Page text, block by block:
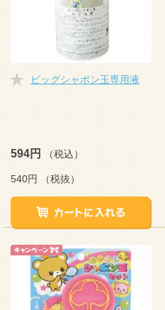
ビッグシャボン玉専用液
594円 （税込）
540円 （税抜）